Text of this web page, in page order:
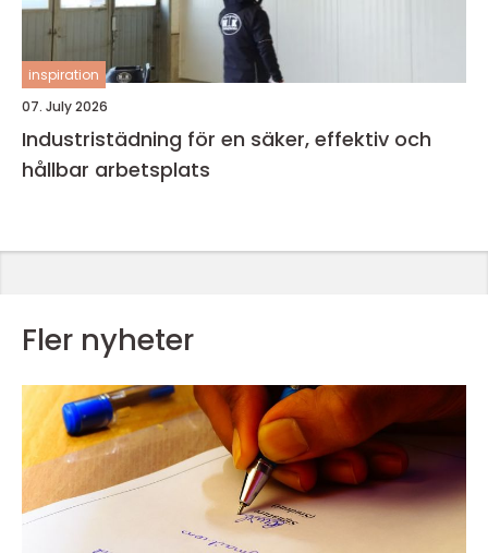
inspiration
07. July 2026
Industristädning för en säker, effektiv och
hållbar arbetsplats
Fler nyheter